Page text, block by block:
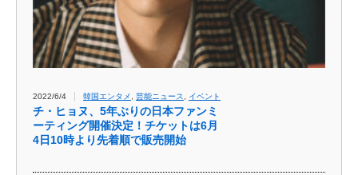
2022/6/4 韓国エンタメ 芸能ニュース イベント
チ・ヒョヌ、5年ぶりの日本ファンミ
ーティング開催決定！チケットは6月
4日10時より先着順で販売開始